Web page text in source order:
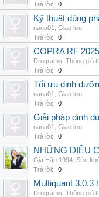
Trả lời:
0
Kỹ thuật dùng
nana01
Giao lưu
Trả lời:
0
COPRA RF
Drograms Thông gió
Trả lời:
0
Tối ưu dinh
nana01
Giao lưu
Trả lời:
0
Giải pháp dinh
nana01
Giao lưu
Trả lời:
0
NHỮNG ĐIỀU
Gia Hân 1994 Sức
Trả lời:
0
Multiquant 3.0.3
Drograms Thông gió